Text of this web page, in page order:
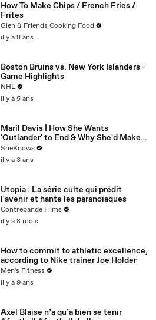
How To Make Chips / French Fries /
Frites
Glen & Friends Cooking Food
il y a 8 ans
Boston Bruins vs. New York Islanders -
Game Highlights
NHL
il y a 5 ans
Maril Davis | How She Wants
'Outlander' to End & Why She'd Make
Caitríona Balfe Do a TikTok Dance
SheKnows
il y a 3 ans
Utopia : La série culte qui prédit
l'avenir et hante les paranoïaques
Contrebande Films
il y a 8 mois
How to commit to athletic excellence,
according to Nike trainer Joe Holder
Men's Fitness
il y a 9 ans
Axel Blaise n’a qu’à bien se tenir